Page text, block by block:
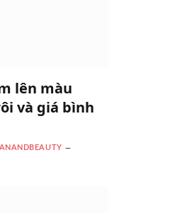
lên màu
và giá bình